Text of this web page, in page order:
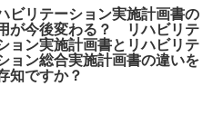
ビリテーション実施計画書の
が今後変わる？ リハビリテ
ョン実施計画書とリハビリテ
ョン総合実施計画書の違いを
知ですか？